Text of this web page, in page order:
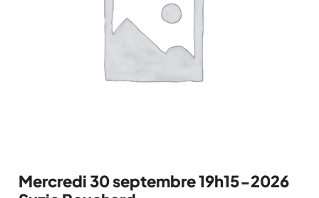
Mercredi 30 septembre 19h15-2026